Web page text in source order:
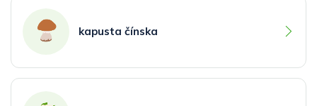
kapusta čínska